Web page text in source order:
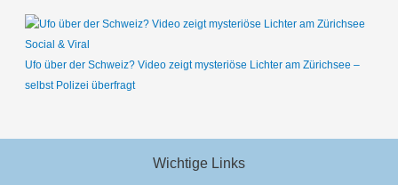
Social & Viral
Ufo über der Schweiz? Video zeigt mysteriöse Lichter am Zürichsee –
selbst Polizei überfragt
Wichtige Links